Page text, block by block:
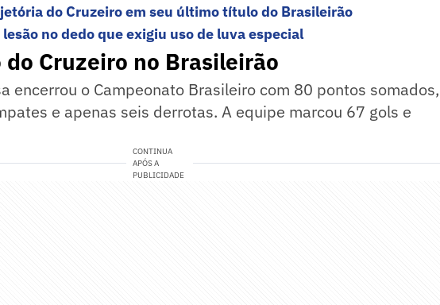
do Cruzeiro em seu último título do Brasileirão
no dedo que exigiu uso de luva especial
Cruzeiro no Brasileirão
encerrou o Campeonato Brasileiro com 80 pontos somados,
e apenas seis derrotas. A equipe marcou 67 gols e
CONTINUA
APÓS A
PUBLICIDADE